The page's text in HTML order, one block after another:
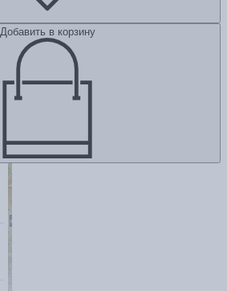
Добавить в корзину